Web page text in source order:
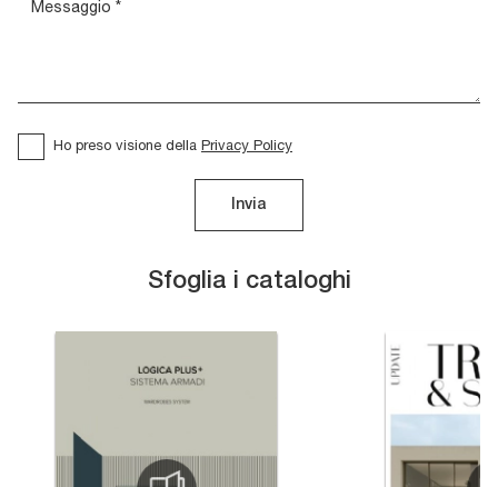
Sfoglia i cataloghi
Ho preso visione della Privacy Policy
Invia